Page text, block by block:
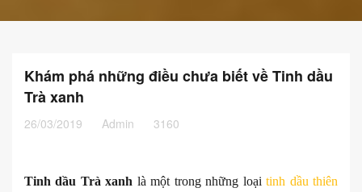
Khám phá những điều chưa biết về Tinh dầu
Trà xanh
26/03/2019 Admin 3160
Tinh dầu Trà xanh là một trong những loạitinh dầu thiên